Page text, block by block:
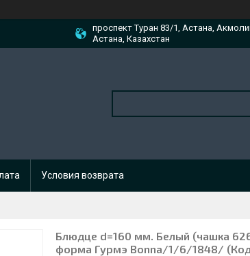
проспект Туран 83/1, Астана,
Астана, Казахстан
Условия возврата
Блюдце d=160 мм. Белый (чашка
форма Гурмэ Bonna/1/6/1848/